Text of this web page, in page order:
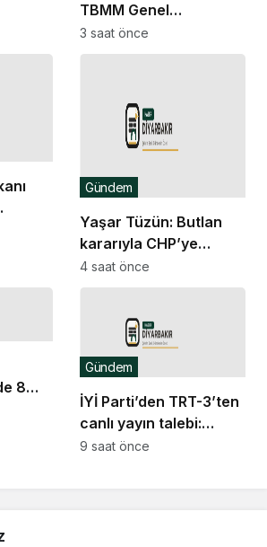
TBMM Genel
Kurulu’nda… İYİ Partili
Yaldır’dan
olmayın
3 saat önce
Yaşar Tüzün: Butlan
kararıyla CHP’ye
atananların nasıl
Cumhur İttifakı ile
somut göstergesini
Etimesgut
Belediyesi’nde gördük
Gündem
4 saat önce
8
İYİ Parti’den TRT-3’ten
canlı yayın talebi:
“Çerçeve yasa
Gündem
9 saat önce